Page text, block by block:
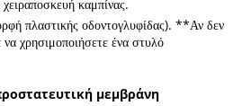
καμπίνας.
πλαστικής οδοντογλυφίδας). **Αν δεν
χρησιμοποιήσετε ένα στυλό
μεμβράνη